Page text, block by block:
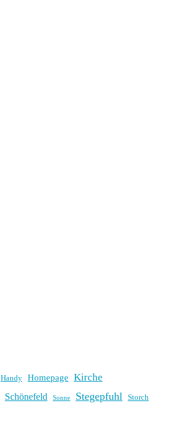
Handy Homepage Kirche
Schönefeld Sonne Stegepfuhl Storch